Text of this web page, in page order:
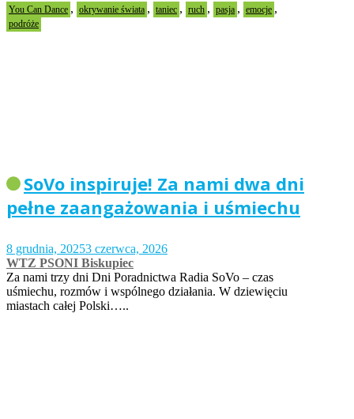
You Can Dance , okrywanie świata , taniec , ruch , pasja , emocje ,
podróże
SoVo inspiruje! Za nami dwa dni
pełne zaangażowania i uśmiechu
8 grudnia, 20253 czerwca, 2026
WTZ PSONI Biskupiec
Za nami trzy dni Dni Poradnictwa Radia SoVo – czas
uśmiechu, rozmów i wspólnego działania. W dziewięciu
miastach całej Polski…..